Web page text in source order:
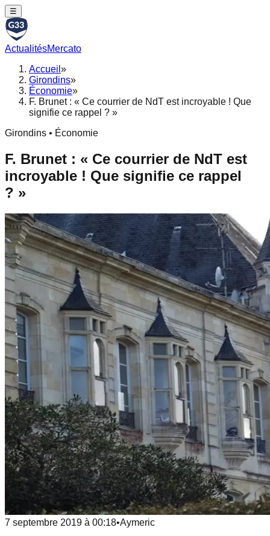
☰
ActualitésMercato
Accueil »
Girondins»
Économie»
F. Brunet : « Ce courrier de NdT est incroyable ! Que
signifie ce rappel ? »
Girondins • Économie
F. Brunet : « Ce courrier de NdT est
incroyable ! Que signifie ce rappel
? »
7 septembre 2019 à 00:18•Aymeric